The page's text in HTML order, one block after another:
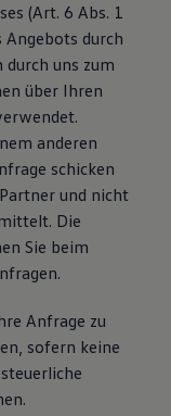
(Art. 6 Abs. 1
Angebots durch
uns zum
über Ihren
anderen
schicken
und nicht
Die
Sie beim
Anfrage zu
sofern keine